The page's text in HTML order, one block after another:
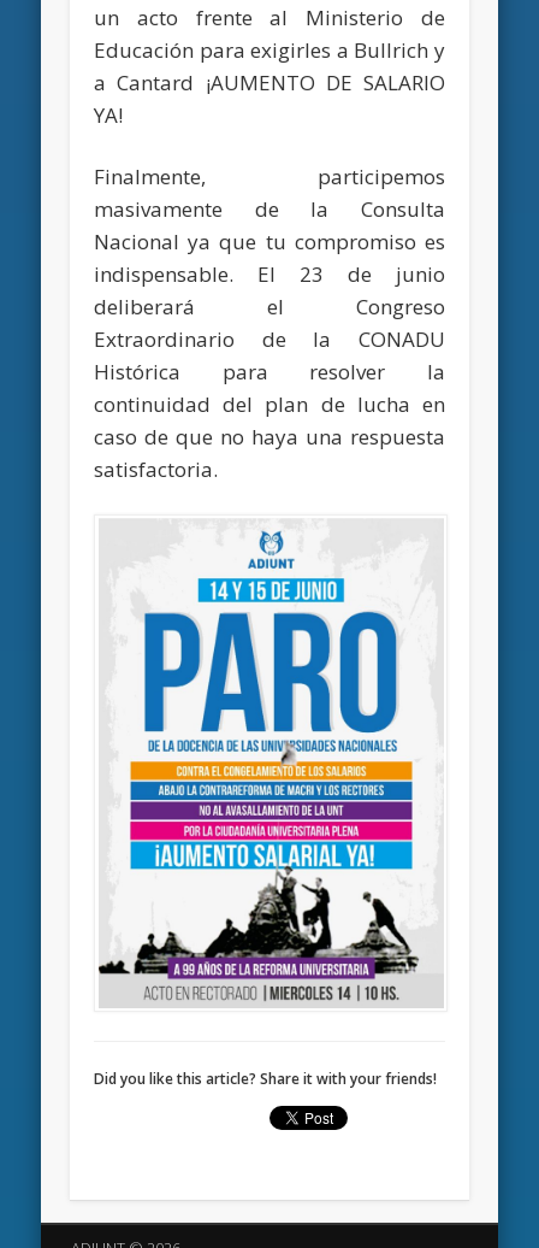
un acto frente al Ministerio de
Educación para exigirles a Bullrich y
a Cantard ¡AUMENTO DE SALARIO
YA!
Finalmente, participemos
masivamente de la Consulta
Nacional ya que tu compromiso es
indispensable. El 23 de junio
deliberará el Congreso
Extraordinario de la CONADU
Histórica para resolver la
continuidad del plan de lucha en
caso de que no haya una respuesta
satisfactoria.
Did you like this article? Share it with your friends!